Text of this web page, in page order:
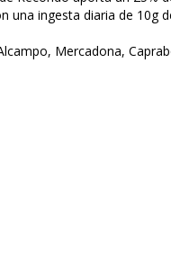
una ingesta diaria de 10g
Mercadona,